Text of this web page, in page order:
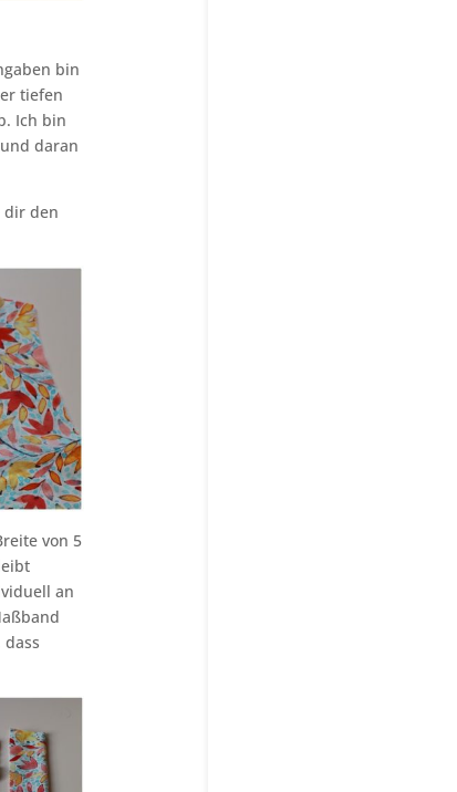
bin
tiefen
Ich bin
daran
dir den
von 5
an